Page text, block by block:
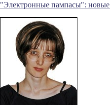
"Электронные пампасы": новые